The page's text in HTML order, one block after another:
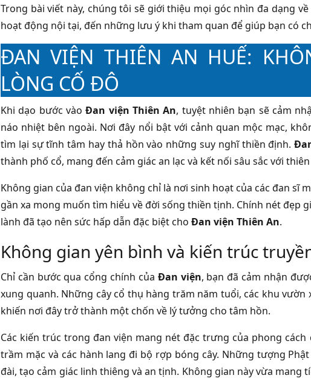
Trong bài viết này, chúng tôi sẽ giới thiệu mọi góc nhìn đa dạng về
hoạt động nội tại, đến những lưu ý khi tham quan để giúp bạn có
ĐAN VIỆN THIÊN AN HUẾ:
LÒNG CỐ ĐÔ
Khi dạo bước vàoĐan viện Thiên An, tuyệt nhiên bạn sẽ cảm
náo nhiệt bên ngoài. Nơi đây nổi bật với cảnh quan mộc mạc,
tìm lại sự tĩnh tâm hay thả hồn vào những suy nghĩ thiền định.
thành phố cổ, mang đến cảm giác an lạc và kết nối sâu sắc với
Không gian của đan viện không chỉ là nơi sinh hoạt của các đan sĩ
gần xa mong muốn tìm hiểu về đời sống thiền tịnh. Chính nét đẹp
lành đã tạo nên sức hấp dẫn đặc biệt cho Đan viện Thiên An.
Không gian yên bình và kiến trúc
Chỉ cần bước qua cổng chính của Đan viện, bạn đã cảm nhận
xung quanh. Những cây cổ thụ hàng trăm năm tuổi, các khu
khiến nơi đây trở thành một chốn về lý tưởng cho tâm hồn.
Các kiến trúc trong đan viện mang nét đặc trưng của phong
trầm mặc và các hành lang đi bộ rợp bóng cây. Những tượng
đài, tạo cảm giác linh thiêng và an tịnh. Không gian này vừa